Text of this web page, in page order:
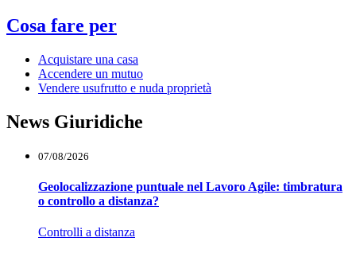
Cosa fare per
Acquistare una casa
Accendere un mutuo
Vendere usufrutto e nuda proprietà
News Giuridiche
07/08/2026
Geolocalizzazione puntuale nel Lavoro Agile: timbratura
o controllo a distanza?
Controlli a distanza